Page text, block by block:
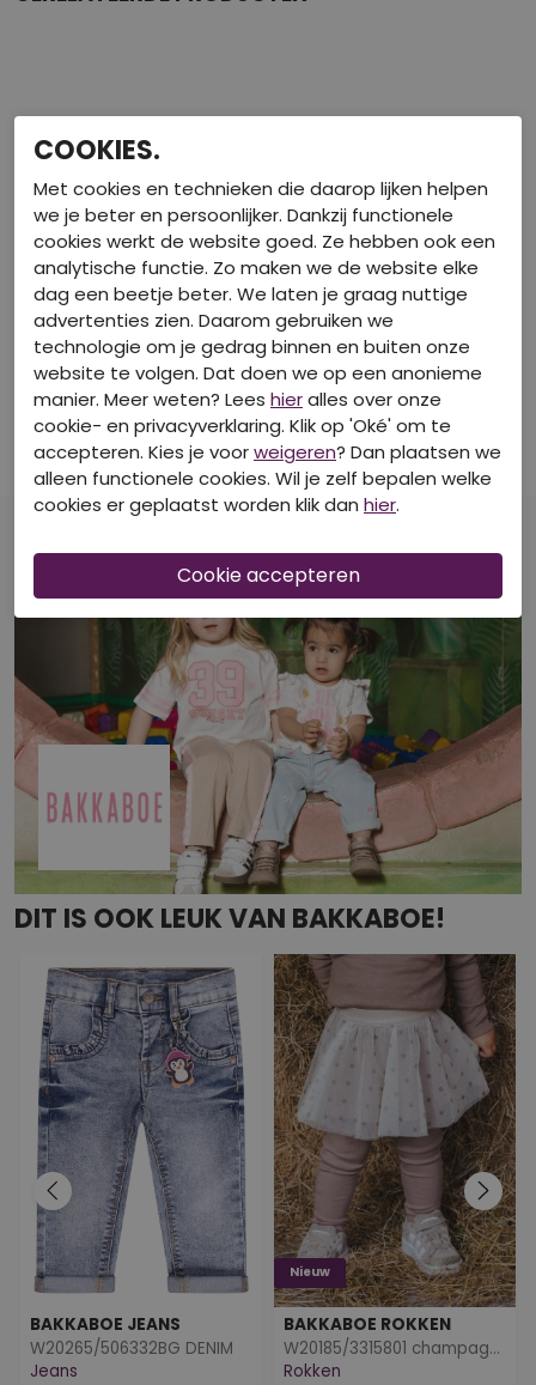
40-50-60% korting
BAKKABOE
Z10164/3215211 ROSE
€ 12,99
40-50-60% korting
BAKKABOE
Z10150/3215801 Bleached dnm
Rokken
€ 14,99
DIT IS OOK LEUK VAN BAKKABOE!
BAKKABOE JEANS
W20265/506332BG DENIM
Jeans
Nieuw
BAKKABOE ROKKEN
W20185/3315801 champagne
Rokken
COOKIES.
Met cookies en technieken die daarop lijken helpen
we je beter en persoonlijker. Dankzij functionele
cookies werkt de website goed. Ze hebben ook een
analytische functie. Zo maken we de website elke
dag een beetje beter. We laten je graag nuttige
advertenties zien. Daarom gebruiken we
technologie om je gedrag binnen en buiten onze
website te volgen. Dat doen we op een anonieme
manier. Meer weten? Lees hieralles over onze
cookie- en privacyverklaring. Klik op 'Oké' om te
accepteren. Kies je voorweigeren? Dan plaatsen we
alleen functionele cookies. Wil je zelf bepalen welke
cookies er geplaatst worden klik dan hier.